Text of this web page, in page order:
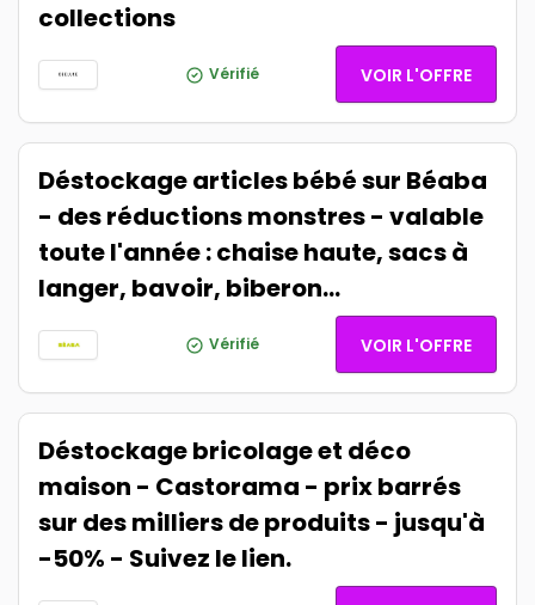
collections
Vérifié VOIR L'OFFRE
Déstockage articles bébé sur Béaba
- des réductions monstres - valable
toute l'année : chaise haute, sacs à
langer, bavoir, biberon...
Vérifié VOIR L'OFFRE
Déstockage bricolage et déco
maison - Castorama - prix barrés
sur des milliers de produits - jusqu'à
-50% - Suivez le lien.